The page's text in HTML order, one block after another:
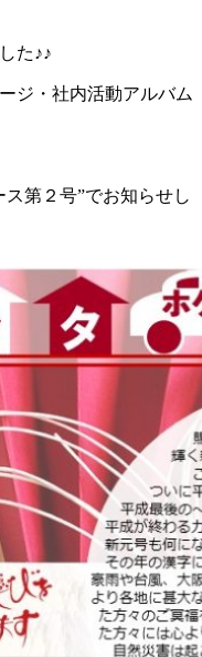
た♪♪
ジ・社内活動アルバム
第２号”でお知らせし